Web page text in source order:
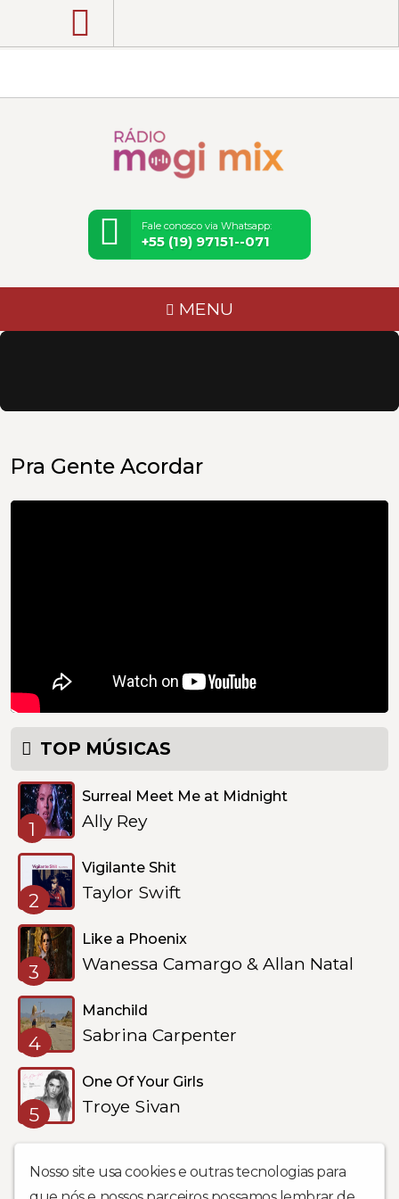
Rádio Mogi Mix | Pop, Rock, Flashback e
Notícias de Mogi Mirim e Região
Fale conosco via Whatsapp:
+55 (19) 97151--071
MENU
Pra Gente Acordar
TOP MÚSICAS
1
Surreal Meet Me at Midnight
Ally Rey
2
Vigilante Shit
Taylor Swift
3
Like a Phoenix
Wanessa Camargo & Allan Natal
4
Manchild
Sabrina Carpenter
5
One Of Your Girls
Troye Sivan
Nosso site usa cookies e outras tecnologias para